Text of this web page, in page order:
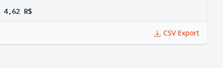
4,62 R$
CSV Export